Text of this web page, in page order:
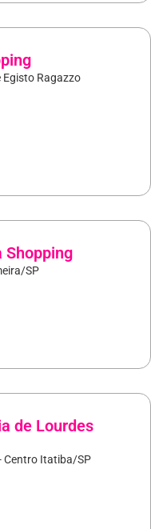
Egisto Ragazzo
Shopping
SP
de Lourdes
Centro Itatiba/SP